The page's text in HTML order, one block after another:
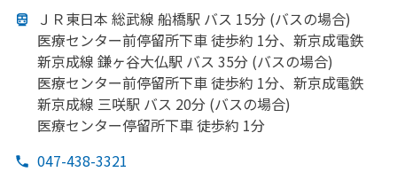
ＪＲ東日本 総武線 船橋駅 バス 15分 (バスの場合)
医療センター前停留所下車 徒歩約 1分、 新京成電鉄
新京成線 鎌ヶ谷大仏駅 バス 35分 (バスの場合)
医療センター前停留所下車 徒歩約 1分、 新京成電鉄
新京成線 三咲駅 バス 20分 (バスの場合)
医療センター停留所下車 徒歩約 1分
047-438-3321